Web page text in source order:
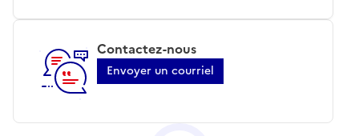
Contactez-nous
Envoyer un courriel